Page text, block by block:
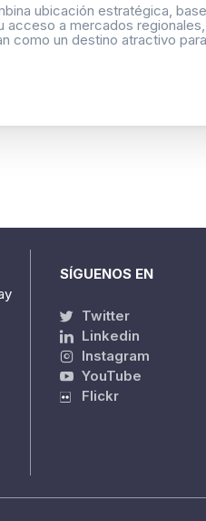
ubicación estratégica,
acceso a mercados
como un destino atractivo
SÍGUENOS EN
Twitter
Linkedin
Instagram
YouTube
Flickr